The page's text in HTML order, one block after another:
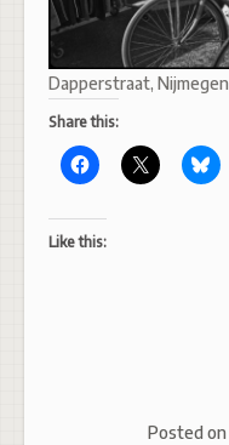
Dapperstraat, Nijmegen
Share this:
Like this:
Posted on